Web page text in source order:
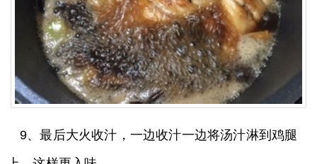
9、最后大火收汁，一边收汁一边将汤汁淋到鸡腿